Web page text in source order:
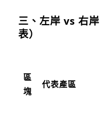
三、左岸 vs 右
表）
區
塊
代表產區